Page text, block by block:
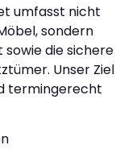
umfasst nicht
sondern
die sichere
Unser Ziel
termingerecht